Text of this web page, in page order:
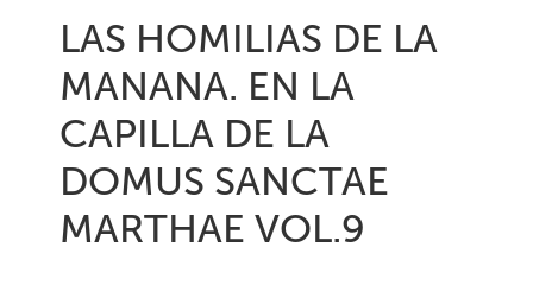
LAS HOMILIAS DE LA
MANANA. EN LA
CAPILLA DE LA
DOMUS SANCTAE
MARTHAE VOL.9